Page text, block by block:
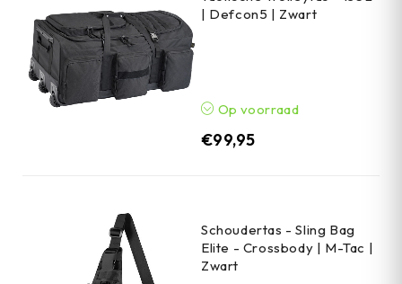
| Defcon5 | Zwart
Op voorraad
€99,95
Schoudertas - Sling Bag
Elite - Crossbody | M-Tac |
Zwart